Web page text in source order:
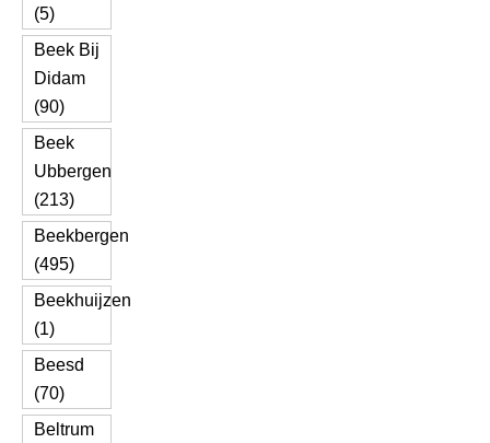
(5)
Beek Bij
Didam
(90)
Beek
Ubbergen
(213)
Beekbergen
(495)
Beekhuijzen
(1)
Beesd
(70)
Beltrum